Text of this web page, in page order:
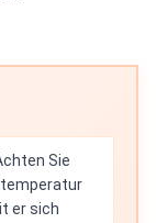
Sie
er sich